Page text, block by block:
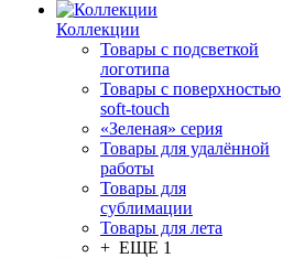
Коллекции
Товары с подсветкой
логотипа
Товары с поверхностью
soft-touch
«Зеленая» серия
Товары для удалённой
работы
Товары для
сублимации
Товары для лета
+ ЕЩЕ 1